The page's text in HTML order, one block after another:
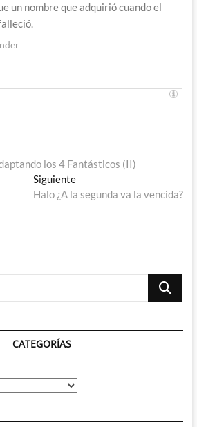
un nombre que adquirió cuando el
los 4 Fantásticos (II)
SiguienteEntrada
siguiente:
Halo ¿A la segunda va la vencida?
Buscar
CATEGORÍAS